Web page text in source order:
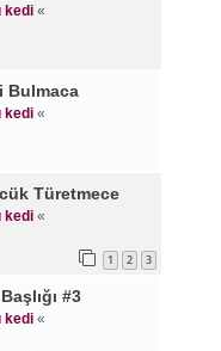
kedi«
Bulmaca
kedi«
Türetmece
kedi«
1 2 3
#3
kedi«